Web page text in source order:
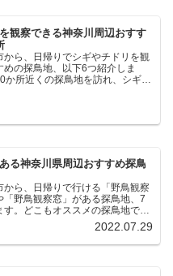
観察できる神奈川周辺おすす
から、日帰りでシギやチドリを観
めの探鳥地、以下6つ紹介しま
か所近くの探鳥地を訪れ、シギや
る神奈川県周辺おすすめ探鳥
から、日帰りで行ける「野鳥観察
「野鳥観察窓」がある探鳥地、7
す。どこもオススメの探鳥地で
てみると、野山にいる野鳥、海や
れぞれ違う観察になりました。街
で行ける...
2022.07.29